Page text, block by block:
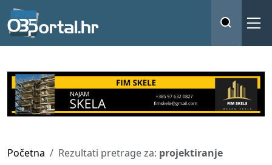
Početna Rezultati pretrage za: projektiranje